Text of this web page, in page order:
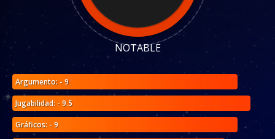
NOTABLE
Argumento: - 9
Jugabilidad: - 9.5
Gráficos: - 9